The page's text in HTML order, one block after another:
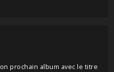
prochain album avec le titre